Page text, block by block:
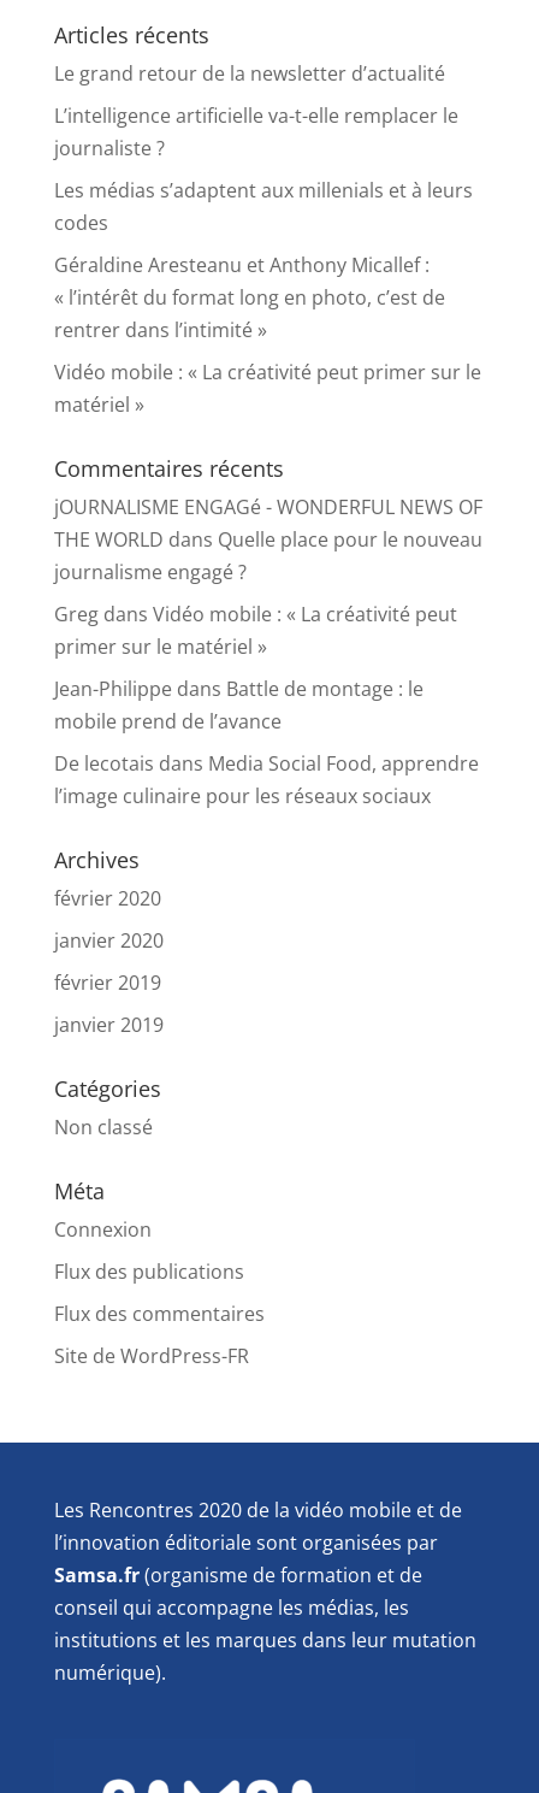
Articles récents
Le grand retour de la newsletter d’actualité
L’intelligence artificielle va-t-elle remplacer le
journaliste ?
Les médias s’adaptent aux millenials et à leurs
codes
Géraldine Aresteanu et Anthony Micallef :
« l’intérêt du format long en photo, c’est de
rentrer dans l’intimité »
Vidéo mobile : « La créativité peut primer sur le
matériel »
Commentaires récents
jOURNALISME ENGAGé - WONDERFUL NEWS OF
THE WORLD dans Quelle place pour le nouveau
journalisme engagé ?
Gregdans Vidéo mobile : « La créativité peut
primer sur le matériel »
Jean-Philippedans Battle de montage : le
mobile prend de l’avance
De lecotais dans Media Social Food, apprendre
l’image culinaire pour les réseaux sociaux
Archives
février 2020
janvier 2020
février 2019
janvier 2019
Catégories
Non classé
Méta
Connexion
Flux des publications
Flux des commentaires
Site de WordPress-FR
Les Rencontres 2020 de la vidéo mobile et de
l’innovation éditoriale sont organisées par
Samsa.fr(organisme de formation et de
conseil qui accompagne les médias, les
institutions et les marques dans leur mutation
numérique).